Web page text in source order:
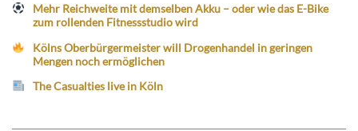
Mehr Reichweite mit demselben Akku – oder wie das E-Bike
zum rollenden Fitnessstudio wird
Kölns Oberbürgermeister will Drogenhandel in geringen
Mengen noch ermöglichen
The Casualties live in Köln